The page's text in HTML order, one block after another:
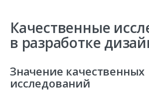
Качественные
в разработке
Значение качественных
исследований